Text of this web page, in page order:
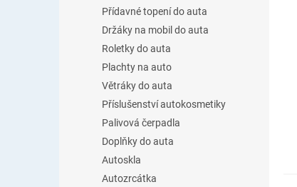
Přídavné topení do auta
Držáky na mobil do auta
Roletky do auta
Plachty na auto
Větráky do auta
Příslušenství autokosmetiky
Palivová čerpadla
Doplňky do auta
Autoskla
Autozrcátka